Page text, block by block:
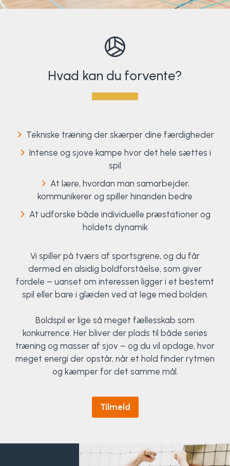
Hvad kan du forvente?
Tekniske træning der skærper dine færdigheder
Intense og sjove kampe hvor det hele sættes i
spil
At lære, hvordan man samarbejder,
kommunikerer og spiller hinanden bedre
At udforske både individuelle præstationer og
holdets dynamik
Vi spiller på tværs af sportsgrene, og du får
dermed en alsidig boldforståelse, som giver
fordele – uanset om interessen ligger i et bestemt
spil eller bare i glæden ved at lege med bolden.
Boldspil er lige så meget fællesskab som
konkurrence. Her bliver der plads til både seriøs
træning og masser af sjov – og du vil opdage, hvor
meget energi der opstår, når et hold finder rytmen
og kæmper for det samme mål.
Tilmeld